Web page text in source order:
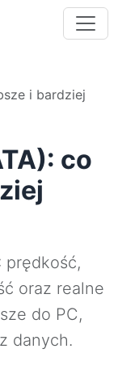
i bardziej
co
prędkość,
oraz realne
do PC,
danych.